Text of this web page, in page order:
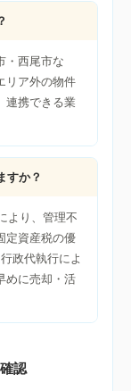
・西尾市な
リア外の物件
連携できる業
すか？
より、管理不
定資産税の優
政代執行によ
めに売却・活
認